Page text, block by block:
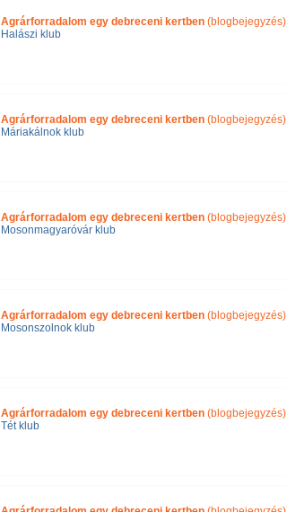
Agrárforradalom egy debreceni kertben(blogbejegyzés)
Halászi klub
Agrárforradalom egy debreceni kertben(blogbejegyzés)
Máriakálnok klub
Agrárforradalom egy debreceni kertben(blogbejegyzés)
Mosonmagyaróvár klub
Agrárforradalom egy debreceni kertben(blogbejegyzés)
Mosonszolnok klub
Agrárforradalom egy debreceni kertben(blogbejegyzés)
Tét klub